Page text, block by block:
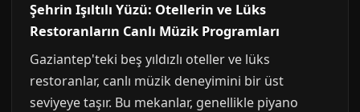
Şehrin Işıltılı Yüzü: Otellerin ve Lüks
Restoranların Canlı Müzik Programları
Gaziantep'teki beş yıldızlı oteller ve lüks
restoranlar, canlı müzik deneyimini bir üst
seviyeye taşır. Bu mekanlar, genellikle piyano